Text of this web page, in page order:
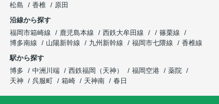
松島
香椎
原田
沿線から探す
福岡市箱崎線
鹿児島本線 西鉄大牟田線
篠栗線
博多南線
山陽新幹線 九州新幹線 福岡市七隈線
香椎線
駅から探す
博多
中洲川端 西鉄福岡（天神） 福岡空港
薬院
天神
呉服町 箱崎 天神南 春日